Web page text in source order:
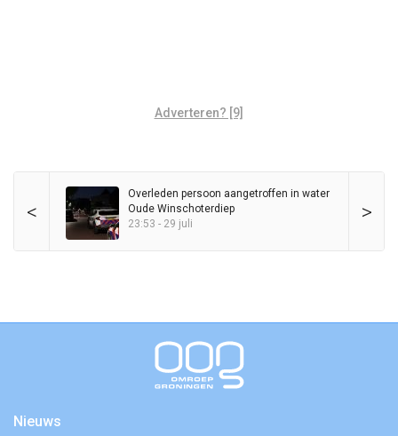
Adverteren? [9]
< >
Overleden persoon aangetroffen in water
Oude Winschoterdiep
23:53 - 29 juli
Nieuws